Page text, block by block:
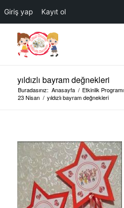
Giriş yap Kayıt ol
yıldızlı bayram değnekleri
Buradasınız: Anasayfa / Etkinlik Programı
23 Nisan / yıldızlı bayram değnekleri